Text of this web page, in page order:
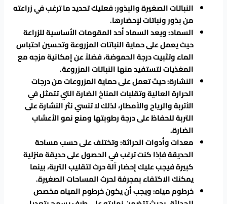
النباتات الصغيرة والبذور: فعليك تحديد ما ترغب في زراعته
من بذور ونباتات لإحضارها.
السماد: ويعد السماد أحد المقومات الأساسية للزراعة
حيث يعمل على حماية النباتات المزروعة وتحسين احتباس
الماء وتثبيت درجة الحموضة، فضلاً عن إمكانية مزجه مع
المغذيات لتستفيد منها النباتات المزروعة.
النشارة: حيث تعمل على حماية المزروعات من درجات
الحرارة العالية وتقلبات المناخ الضارة التي تتمثل في
الأتربة والرياح والأمطار، لذلك لا تنسي نثر النشارة على
التربة للحفاظ على درجة رطوبتها ومنع نمو الأعشاب
الضارة.
معدات وأدوات الحراثة: وتختلف على حسب مساحة
الحديقة فإذا كنت ترغب في الحصول على حديقة منزلية
كبيرة فيجب عليك إحضار آلة حرث لتقليب التربة، بينما
يمكنك الاكتفاء بمجرفة لحرث المساحات الصغيرة.
خرطوم مياه: ويجب أن يكون خرطوم المياه مخصص